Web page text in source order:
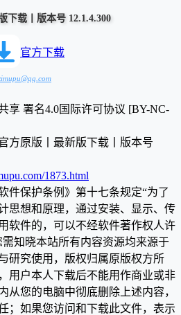
下载丨版本号 12.1.4.300
官方下载
享 署名4.0国际许可协议 [BY-NC-
方原版丨最新版下载丨版本号
1873.html
件保护条例》第十七条规定“为了
思想和原理，通过安装、显示、传
软件的，可以不经软件著作权人许
知晓本站所有内容资源均来源于
研究使用，版权归属原版权方所
用户本人下载后不能用作商业或非
从您的电脑中彻底删除上述内容，
；如果您访问和下载此文件，表示